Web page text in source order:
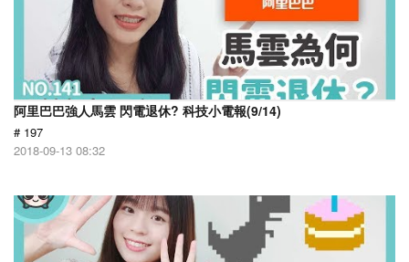
阿里巴巴強人馬雲 閃電退休? 科技小電報(9/14)
# 197
2018-09-13 08:32